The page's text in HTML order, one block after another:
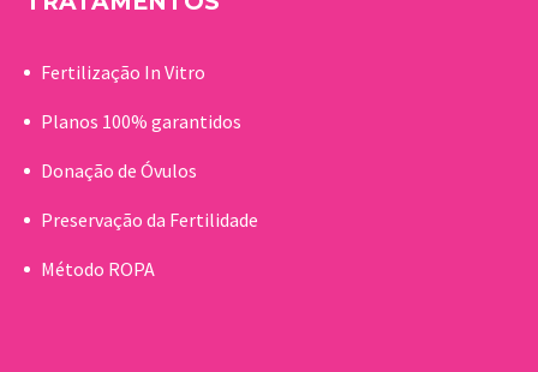
Fertilização In Vitro
Planos 100% garantidos
Donação de Óvulos
Preservação da Fertilidade
Método ROPA